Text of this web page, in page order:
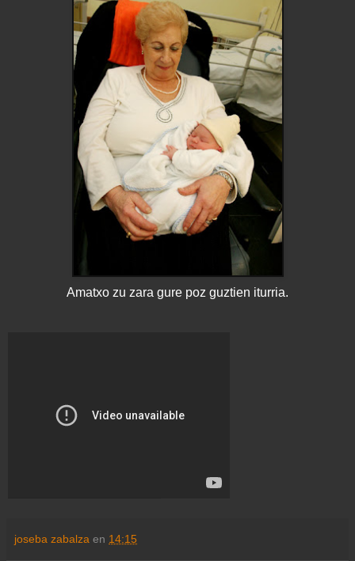
Amatxo zu zara gure poz guztien iturria.
joseba zabalza en 14:15